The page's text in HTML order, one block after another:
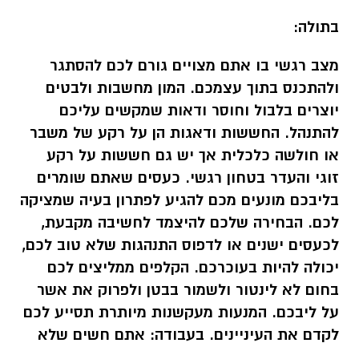
בתולה:
מצב רגשי בו אתם מצויים גורם לכם להסתגר
ולהתכנס בתוך עצמכם. המון מחשבות ולבטים
יוצרים בלבול וחוסר ודאות שמקשים עליכם
להתנהל. החששות ודאגות הן על רקע של משבר
או חולשה כלכלית אך יש גם חששות על רקע
זוגי והעדר בטחון רגשי. כעסים שאתם שומרים
בליבכם מונעים מכם להגיע לפתרון בעיה שמציקה
לכם. הבחירה שלכם להיצמד לחשיבה מקבעת,
לכעסים ישנים או לדפוס התנהגות שלא טוב לכם,
יכולה להיות בעוכרכם. הקלפים ממליצים לכם
בחום לא לינטור ולשמור בבטן ולפרוק את אשר
על ליבכם. המנעות מעקשנות מיותרת תסייע לכם
לקדם את העיניינים. בעבודה: אתם חשים שלא